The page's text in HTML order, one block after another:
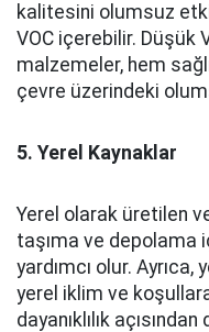
kalitesini olumsuz
VOC içerebilir. Düşük
malzemeler, hem
çevre üzerindeki
5. Yerel Kaynaklar
Yerel olarak üretilen
taşıma ve depolama
yardımcı olur.
yerel iklim ve
dayanıklılık